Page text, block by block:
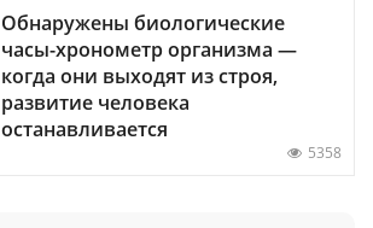
Обнаружены биологические
часы-хронометр организма —
когда они выходят из строя,
развитие человека
останавливается
5358